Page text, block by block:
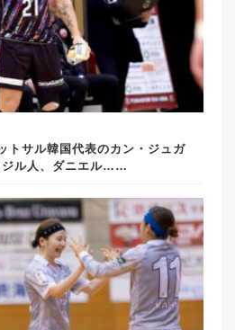
トサル韓国代表のカン・ジュガ
ジル人、ダニエル……